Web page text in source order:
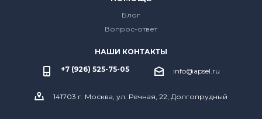
Блог
Вопрос-ответ
НАШИ КОНТАКТЫ
+7 (926) 525-75-05
info@apsel.ru
141703 г. Москва, ул. Речная, 22, Долгопрудный